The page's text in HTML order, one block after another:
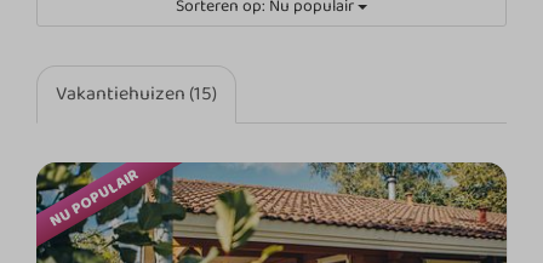
Sorteren op: Nu populair
Vakantiehuizen (15)
NU POPULAIR